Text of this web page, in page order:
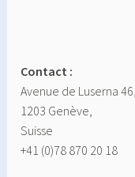
Contact :
Avenue de Luserna 46,
1203 Genève,
Suisse
+41 (0)78 870 20 18